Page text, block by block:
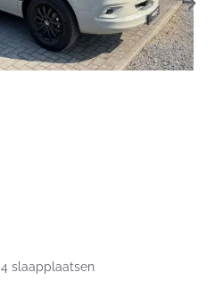
4 slaapplaatsen